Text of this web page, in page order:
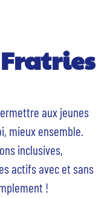
aux jeunes
mieux ensemble.
inclusives,
actifs avec et sans
!